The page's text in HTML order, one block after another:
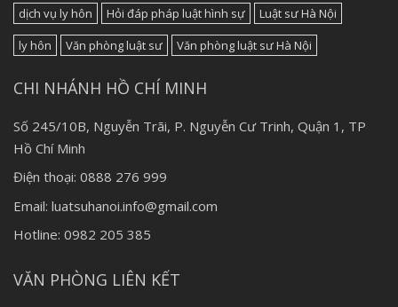
dịch vụ ly hôn Hỏi đáp pháp luật hình sự
Luật sư Hà Nội
ly hôn
Văn phòng luật sư Văn phòng luật sư Hà Nội
CHI NHÁNH HỒ CHÍ MINH
Số 245/10B, Nguyễn Trãi, P. Nguyễn Cư Trinh, Quận 1, TP
Hồ Chí Minh
Điện thoại: 0888 276 999
Email: luatsuhanoi.info@gmail.com
Hotline: 0982 205 385
VĂN PHÒNG LIÊN KẾT